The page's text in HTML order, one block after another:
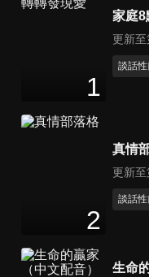
1
家庭8
更新
談話性
2
真情
更新
談話性
生命